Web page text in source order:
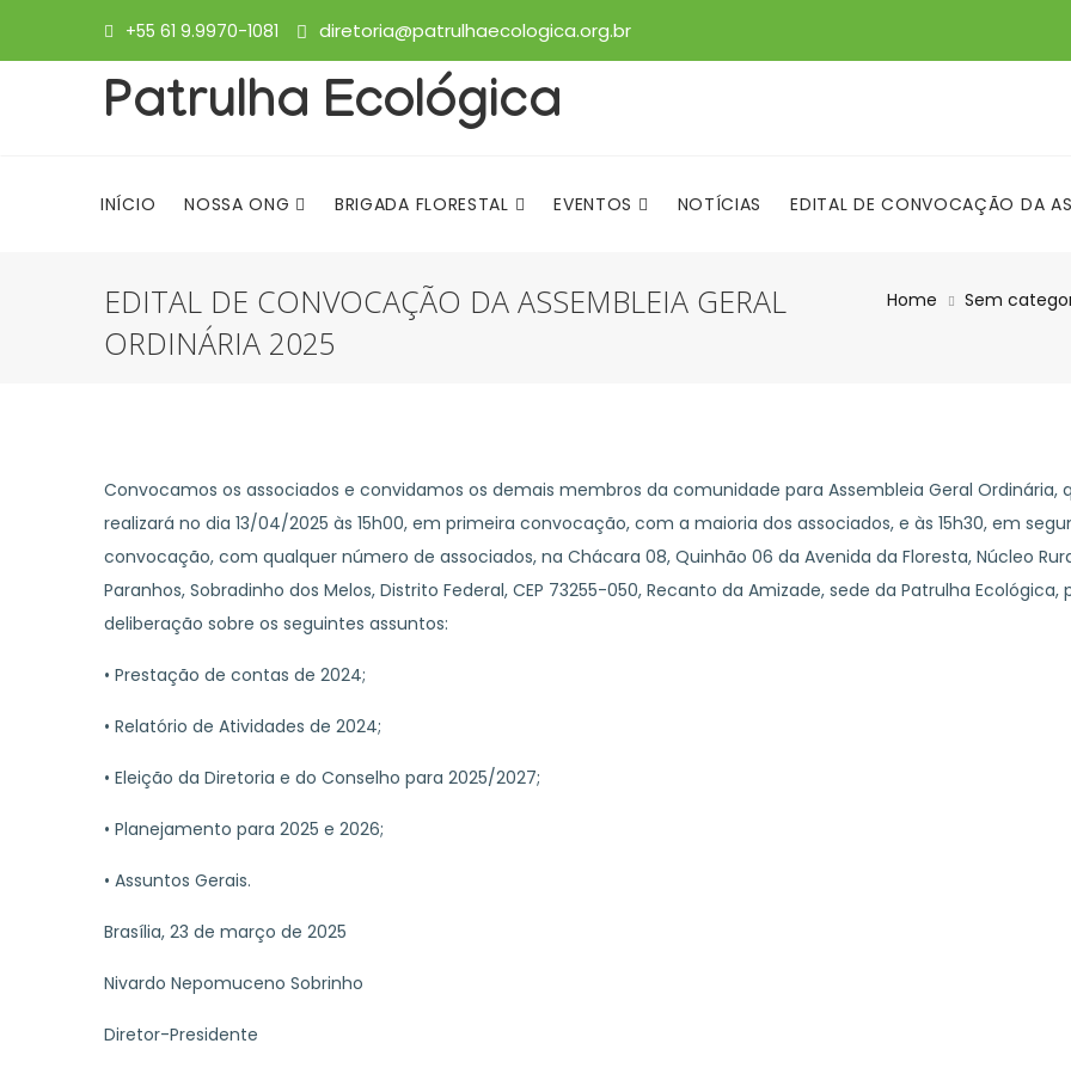
+55 61 9.9970-1081 diretoria@patrulhaecologica.org.br
Patrulha Ecológica
INÍCIO NOSSA ONG BRIGADA FLORESTAL EVENTOS NOTÍCIAS EDITAL DE CONVOCAÇÃO DA
NOÇÕES BÁSICAS SOBRE ANIMAIS PEÇONHENTOS NOÇÕES BÁSICAS DE PRIMEIROS SOCORROS EM
EDITAL DE CONVOCAÇÃO DA ASSEMBLEIA GERAL
ORDINÁRIA 2025
Home Sem
Convocamos os associados e convidamos os demais membros da comunidade para Assembleia Geral Ordinária,
realizará no dia 13/04/2025 às 15h00, em primeira convocação, com a maioria dos associados, e às 15h30, em
convocação, com qualquer número de associados, na Chácara 08, Quinhão 06 da Avenida da Floresta, Núcleo
Paranhos, Sobradinho dos Melos, Distrito Federal, CEP 73255-050, Recanto da Amizade, sede da Patrulha Ecológica,
deliberação sobre os seguintes assuntos:
• Prestação de contas de 2024;
• Relatório de Atividades de 2024;
• Eleição da Diretoria e do Conselho para 2025/2027;
• Planejamento para 2025 e 2026;
• Assuntos Gerais.
Brasília, 23 de março de 2025
Nivardo Nepomuceno Sobrinho
Diretor-Presidente